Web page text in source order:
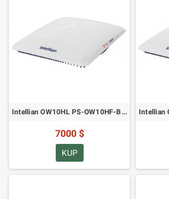
Intellian OW10HL PS-OW10HF-B Półdupleksowy stacjonarny terminal użytkownika OneWeb Compact Land
7000 $
KUP